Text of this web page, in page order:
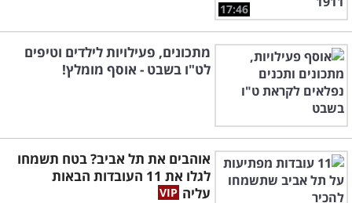
17:46
מתכונים, פעילויות לילדים וטיפים
לט"ו בשבט - אוסף מומלץ!
אוהבים את תל אביב? בטח תשמחו
לגלו את 11 העובדות הבאות
עליה